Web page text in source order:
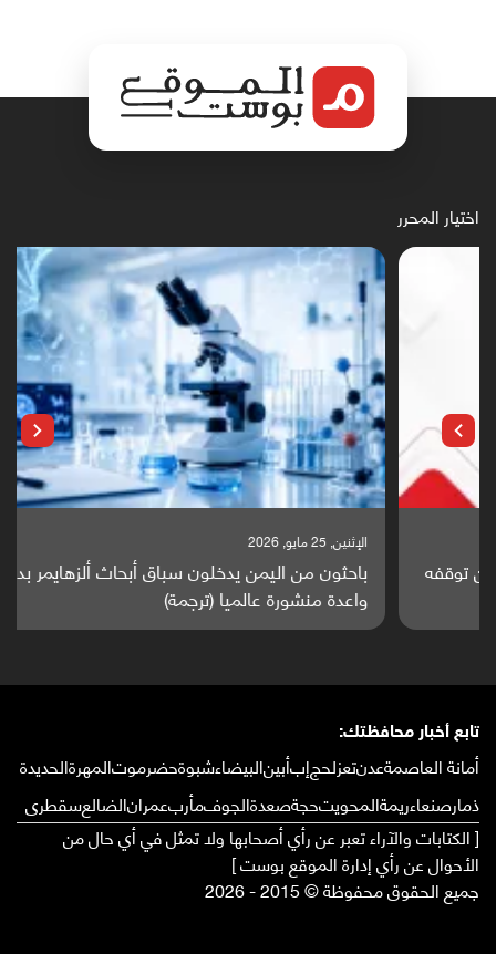
اختيار المحرر
باحثون من اليمن يدخلون سباق أبحاث ألزهايمر بدراسة
واعدة منشورة عالميا (ترجمة)
تابع أخبار محافظتك:
أمانة العاصمةعدنتعزلحجإبأبينالبيضاءشبوةحضرموتالمهرةالحديدة
ذمارصنعاءريمةالمحويتحجةصعدةالجوفمأربعمرانالضالعسقطرى
[ الكتابات والآراء تعبر عن رأي أصحابها ولا تمثل في أي حال من
الأحوال عن رأي إدارة الموقع بوست ]
جميع الحقوق محفوظة © 2015 - 2026